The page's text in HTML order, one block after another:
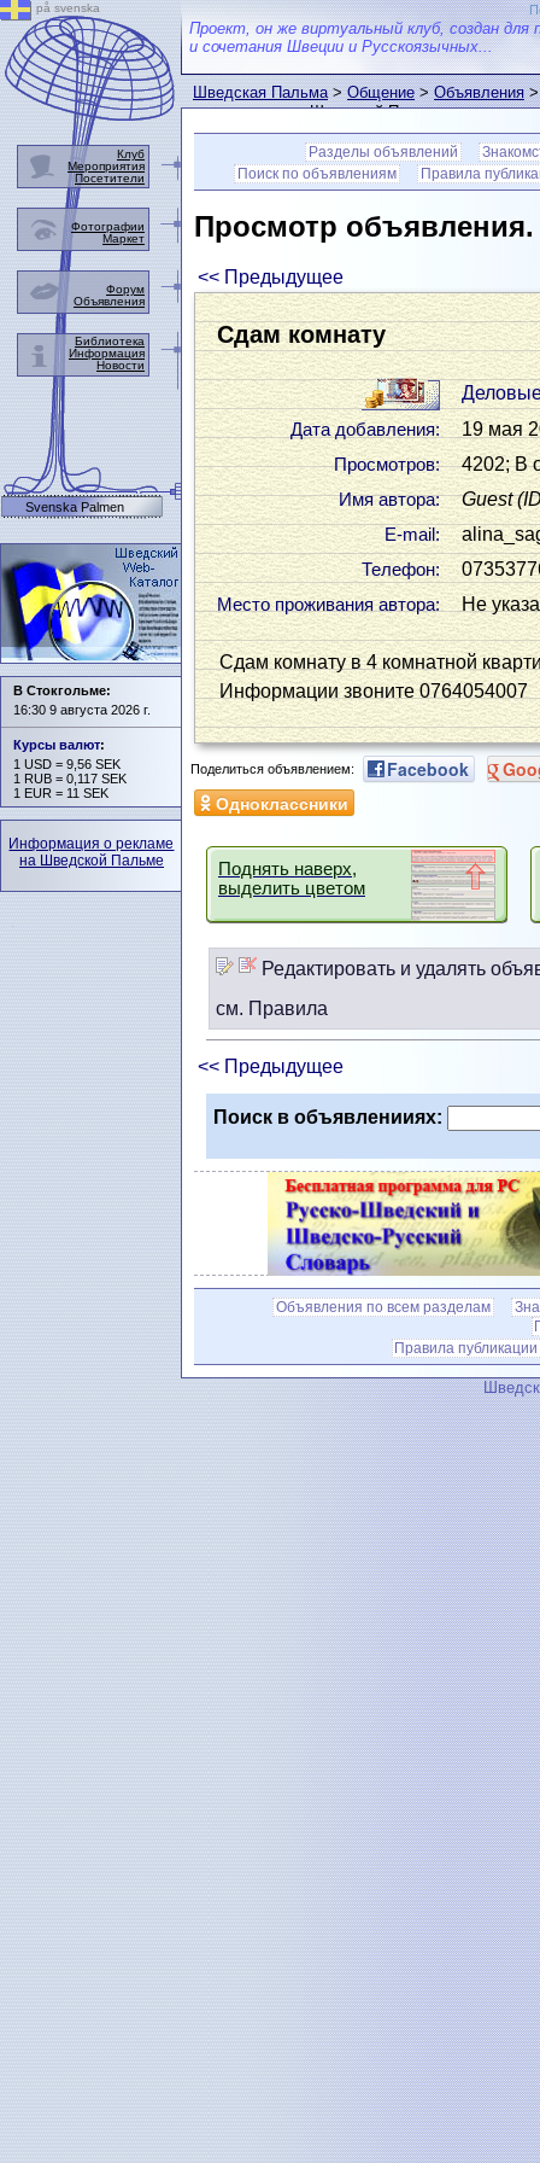
Проект, он же виртуальный клуб, создан для
и сочетания Швеции и Русскоязычных...
Шведская Пальма>Общение>Объявления>
пользователем Шведской Пальмы
Разделы объявлений
Поиск по объявлениям
Правила
Просмотр
<< Предыдущее
Сдам комнату
Дата добавления: 19 мая
Просмотров: 4202; В
Имя автора: Guest
Е-mail:
Телефон:
Место проживания автора: Не
Сдам комнату в 4 комнатной
Информации звоните 0764054007
Поделиться объявлением: Facebook
Одноклассники
Поднять наверх,
выделить цветом
Редактировать и удалять
см. Правила
<< Предыдущее
Поиск в объявленииях:
Объявления по всем разделам
Правила публикации
på svenska
Клуб
Мероприятия
Посетители
Фотографии
Маркет
Форум
Объявления
Библиотека
Информация
Новости
Svenska Palmen
В Стокгольме:
16:30 9 августа 2026 г.
Курсы валют:
1 USD = 9,56 SEK
1 RUB = 0,117 SEK
1 EUR = 11 SEK
Информация о рекламе
на Шведской Пальме